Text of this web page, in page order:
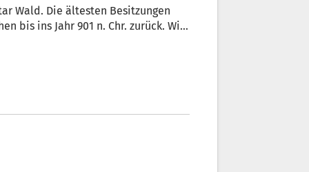
Wald. Die ältesten Besitzungen
bis ins Jahr 901 n. Chr. zurück. Wie